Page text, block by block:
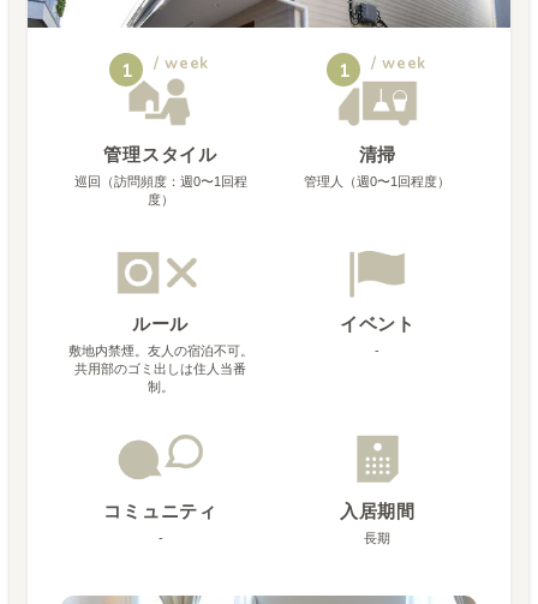
1 / week
管理スタイル
巡回（訪問頻度：週0〜1回程
度）
1 / week
清掃
管理人（週0〜1回程度）
ルール
敷地内禁煙。友人の宿泊不可。
共用部のゴミ出しは住人当番
制。
イベント
-
コミュニティ
-
入居期間
長期